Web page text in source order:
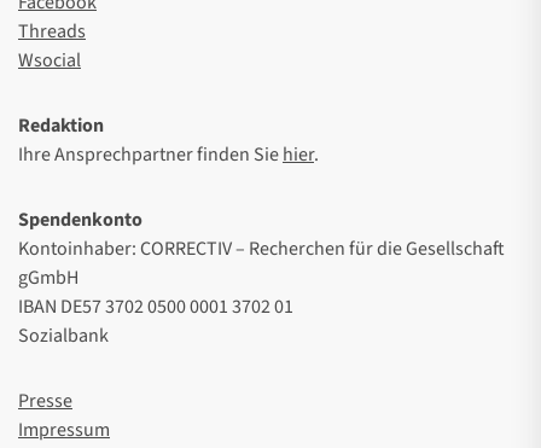
Threads
Wsocial
Redaktion
Ihre Ansprechpartner finden Siehier.
Spendenkonto
Kontoinhaber: CORRECTIV – Recherchen für die Gesellschaft
gGmbH
IBAN DE57 3702 0500 0001 3702 01
Sozialbank
Presse
Impressum